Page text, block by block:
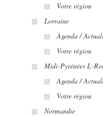
Votre région
Lorraine
Agenda /
Votre région
Midi-Pyrénées L-
Agenda /
Votre région
Normandie